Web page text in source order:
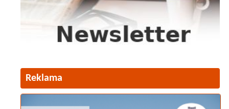
Reklama